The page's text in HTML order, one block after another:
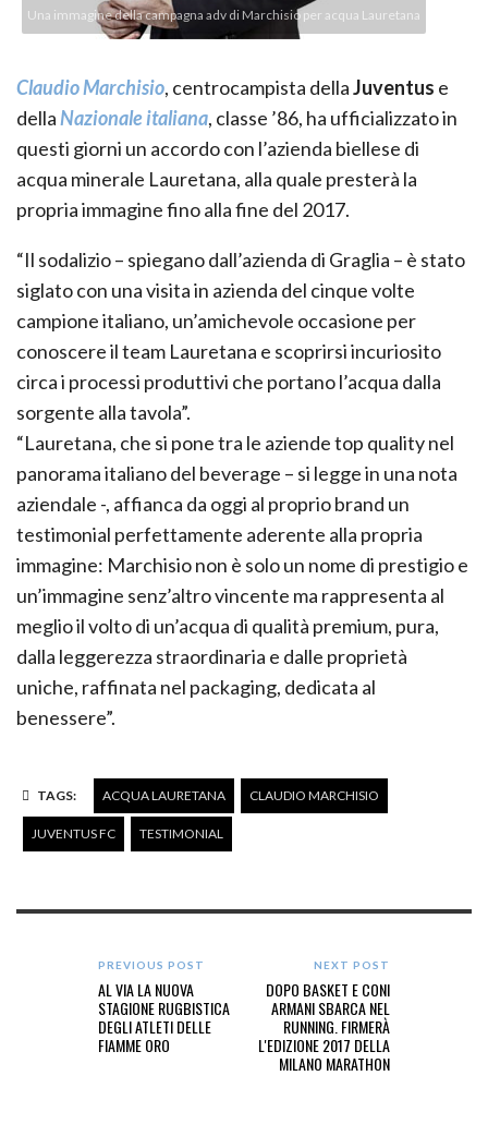
Una immagine della campagna adv di Marchisio per acqua Lauretana
Claudio Marchisio, centrocampista dellaJuventus e
dellaNazionale italiana, classe ’86, ha ufficializzato in
questi giorni un accordo con l’azienda biellese di
acqua minerale Lauretana, alla quale presterà la
propria immagine fino alla fine del 2017.
“Il sodalizio – spiegano dall’azienda di Graglia – è stato
siglato con una visita in azienda del cinque volte
campione italiano, un’amichevole occasione per
conoscere il team Lauretana e scoprirsi incuriosito
circa i processi produttivi che portano l’acqua dalla
sorgente alla tavola”.
“Lauretana, che si pone tra le aziende top quality nel
panorama italiano del beverage – si legge in una nota
aziendale -, affianca da oggi al proprio brand un
testimonial perfettamente aderente alla propria
immagine: Marchisio non è solo un nome di prestigio e
un’immagine senz’altro vincente ma rappresenta al
meglio il volto di un’acqua di qualità premium, pura,
dalla leggerezza straordinaria e dalle proprietà
uniche, raffinata nel packaging, dedicata al
benessere”.
TAGS: ACQUA LAURETANA CLAUDIO MARCHISIO
JUVENTUS FC TESTIMONIAL
PREVIOUS POST
AL VIA LA NUOVA
STAGIONE RUGBISTICA
DEGLI ATLETI DELLE
FIAMME ORO
NEXT POST
DOPO BASKET E CONI
ARMANI SBARCA NEL
RUNNING. FIRMERÀ
L'EDIZIONE 2017 DELLA
MILANO MARATHON